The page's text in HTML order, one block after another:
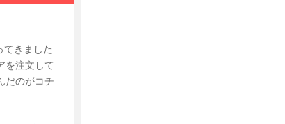
てきました
を注文して
だのがコチ